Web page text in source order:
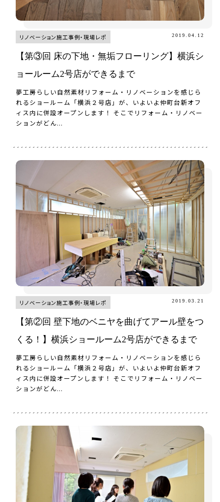
リノベーション施工事例・現場レポ 2019.04.12
【第③回 床の下地・無垢フローリング】横浜シ
ョールーム2号店ができるまで
夢工房らしい自然素材リフォーム・リノベーションを感じら
れるショールーム「横浜２号店」が、いよいよ仲町台新オフ
ィス内に併設オープンします！ そこでリフォーム・リノベー
ションがどん...
リノベーション施工事例・現場レポ 2019.03.21
【第②回 壁下地のベニヤを曲げてアール壁をつ
くる！】横浜ショールーム2号店ができるまで
夢工房らしい自然素材リフォーム・リノベーションを感じら
れるショールーム「横浜２号店」が、いよいよ仲町台新オフ
ィス内に併設オープンします！ そこでリフォーム・リノベー
ションがどん...